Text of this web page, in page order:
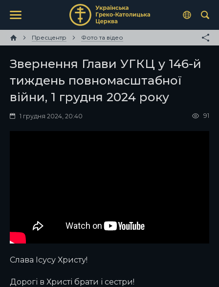
Пресцентр Фото та відео
Звернення Глави УГКЦ у 146-й
тиждень повномасштабної
війни, 1 грудня 2024 року
1 грудня 2024, 20:40 91
Слава Ісусу Христу!
Дорогі в Христі брати і сестри!